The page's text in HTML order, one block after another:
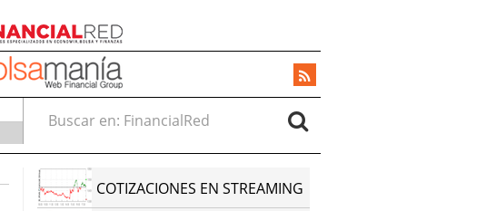
Buscar en:
COTIZACIONES EN STREAMING